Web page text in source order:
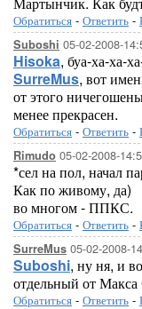
Обратиться - Ответить -
Suboshi 05-02-2008-
Hisoka, буа-ха-ха-
SurreMus, вот
от этого
менее прекрасен.
Обратиться - Ответить -
Rimudo 05-02-2008-
*сел на пол, начал
Как по живому, да)
во многом - ППКС.
Обратиться - Ответить -
SurreMus 05-02-2008-
Suboshi, ну ня, и
отдельный от
Обратиться - Ответить -